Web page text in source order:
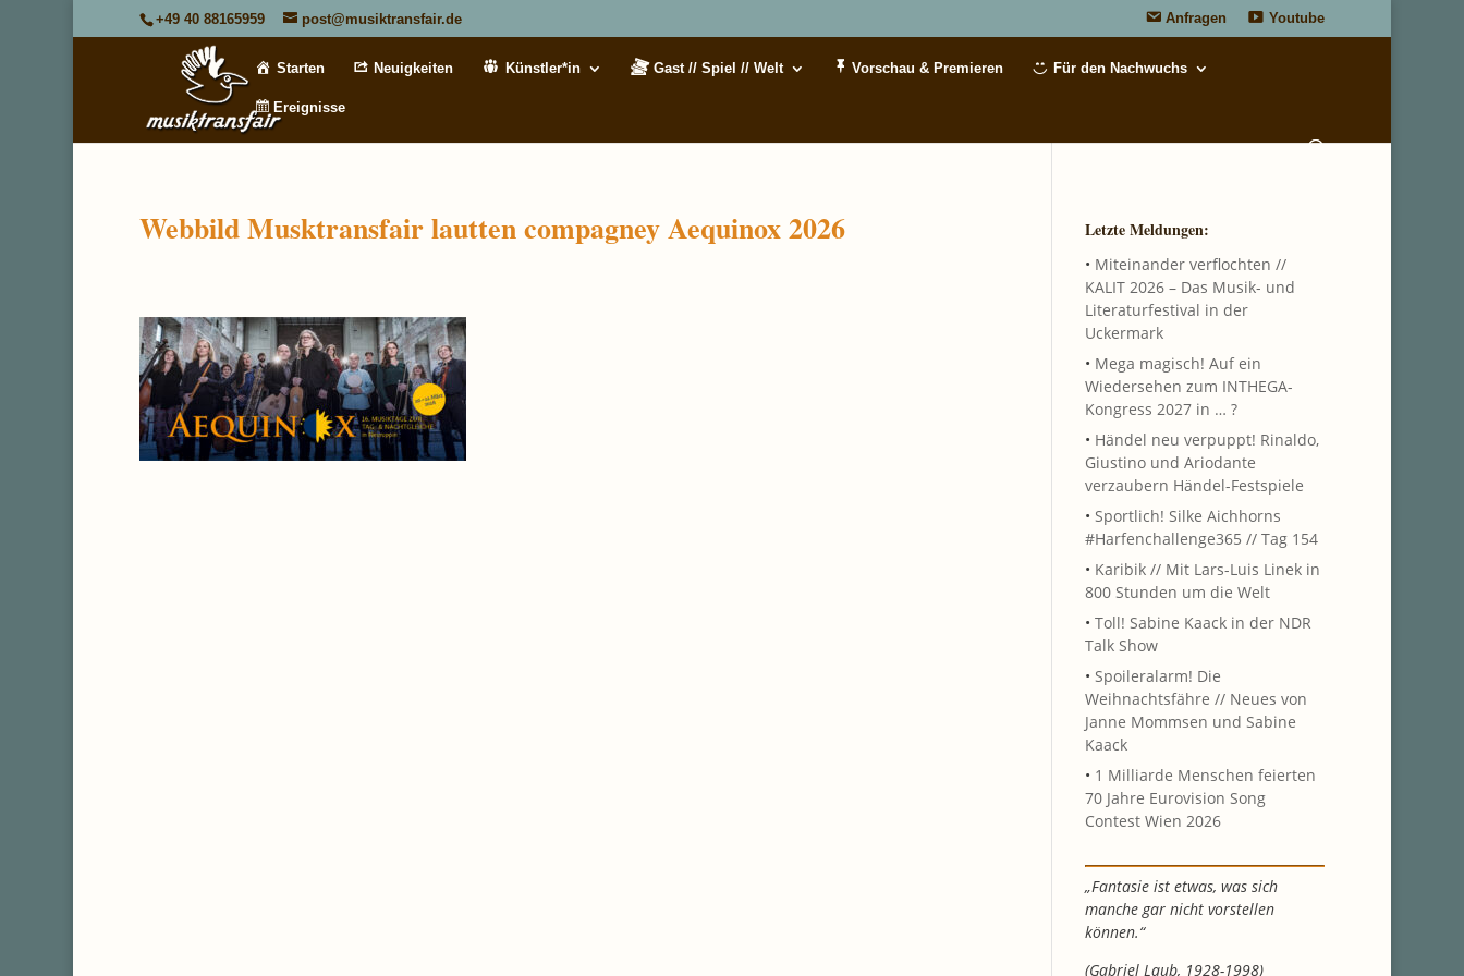
+49 40 88165959 post@musiktransfair.de Anfragen Youtube
Starten Neuigkeiten Künstler*in Gast // Spiel // Welt Vorschau & Premieren Für den Nachwuchs
Ereignisse
Webbild Musktransfair lautten compagney Aequinox 2026 Letzte Meldungen:
• Miteinander verflochten //
KALIT 2026 – Das Musik- und
Literaturfestival in der
Uckermark
• Mega magisch! Auf ein
Wiedersehen zum INTHEGA-
Kongress 2027 in … ?
• Händel neu verpuppt! Rinaldo,
Giustino und Ariodante
verzaubern Händel-Festspiele
• Sportlich! Silke Aichhorns
#Harfenchallenge365 // Tag 154
• Karibik // Mit Lars-Luis Linek in
800 Stunden um die Welt
• Toll! Sabine Kaack in der NDR
Talk Show
• Spoileralarm! Die
Weihnachtsfähre // Neues von
Janne Mommsen und Sabine
Kaack
• 1 Milliarde Menschen feierten
70 Jahre Eurovision Song
Contest Wien 2026
„Fantasie ist etwas, was sich
manche gar nicht vorstellen
können.“
(Gabriel Laub, 1928-1998)